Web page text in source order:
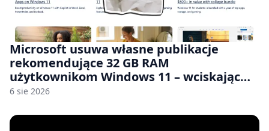
Microsoft usuwa własne publikacje
rekomendujące 32 GB RAM
użytkownikom Windows 11 – wciskając
nam przy tym komputery z 8 GB RAM po
6 sie 2026